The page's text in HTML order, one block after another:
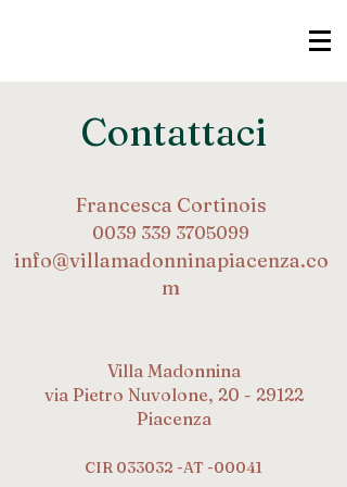
Contattaci
Francesca Cortinois
0039 339 3705099
info@villamadonninapiacenza.co
m
Villa Madonnina
via Pietro Nuvolone, 20 - 29122
Piacenza
CIR 033032 -AT -00041